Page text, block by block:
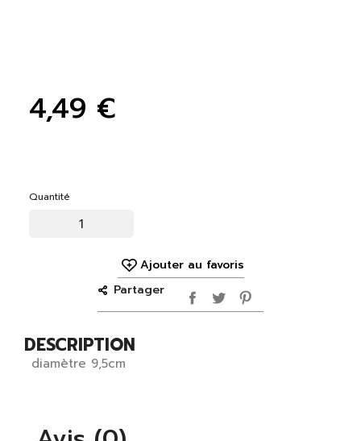
DESCRIPTION
diamètre 9,5cm
4,49 €
Quantité
Ajouter au favoris
Partager